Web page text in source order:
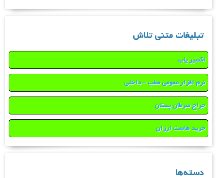
تبلیغات متنی تلاش
اکسیر یاب
نرم افزار عمومی مطب – داخلی
جراح سرطان پستان
خرید هاست ارزان
دسته‌ها